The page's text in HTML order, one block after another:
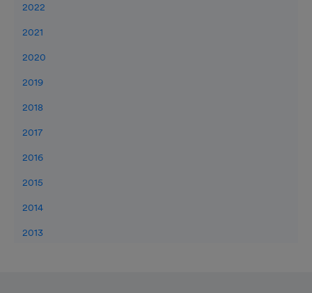
2022
2021
2020
2019
2018
2017
2016
2015
2014
2013